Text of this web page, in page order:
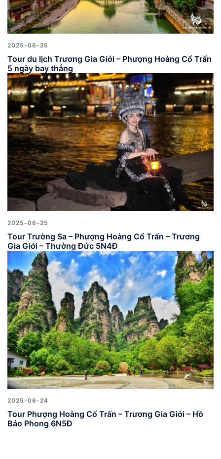
2025-06-25
Tour du lịch Trương Gia Giới – Phượng Hoàng Cổ Trấn
5 ngày bay thẳng
2025-06-25
Tour Trường Sa – Phượng Hoàng Cổ Trấn – Trương
Gia Giới – Thường Đức 5N4Đ
2025-06-24
Tour Phượng Hoàng Cổ Trấn – Trương Gia Giới – Hồ
Bảo Phong 6N5Đ